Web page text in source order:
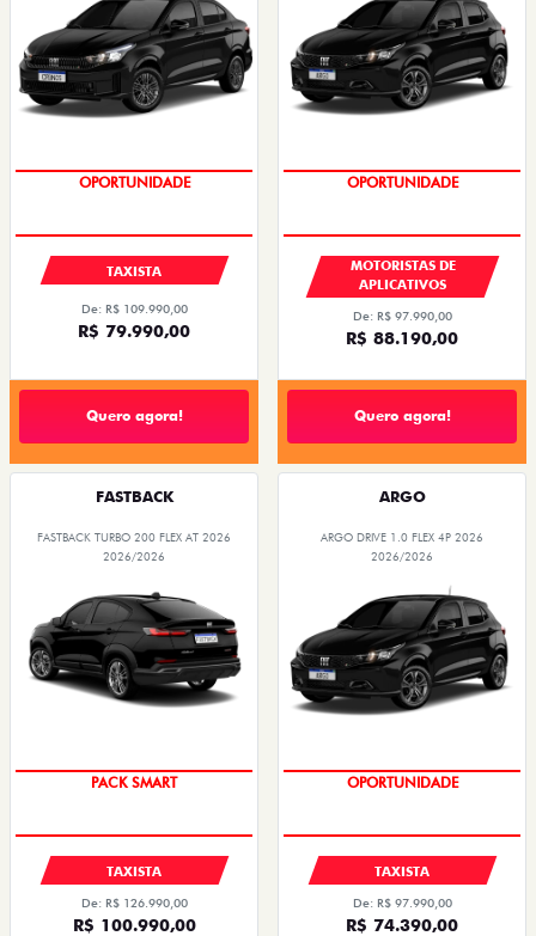
OPORTUNIDADE
TAXISTA
De: R$ 109.990,00
R$ 79.990,00
Quero agora!
OPORTUNIDADE
MOTORISTAS DE
APLICATIVOS
De: R$ 97.990,00
R$ 88.190,00
Quero agora!
FASTBACK
FASTBACK TURBO 200 FLEX AT 2026
2026/2026
PACK SMART
TAXISTA
De: R$ 126.990,00
R$ 100.990,00
ARGO
ARGO DRIVE 1.0 FLEX 4P 2026
2026/2026
OPORTUNIDADE
TAXISTA
De: R$ 97.990,00
R$ 74.390,00